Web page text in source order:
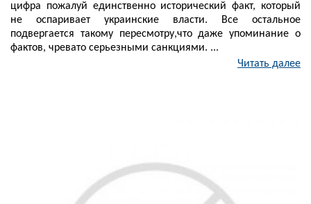
цифра пожалуй единственно исторический факт, который
не оспаривает украинские власти. Все остальное
подвергается такому пересмотру,что даже упоминание о
фактов, чревато серьезными санкциями. ...
Читать далее